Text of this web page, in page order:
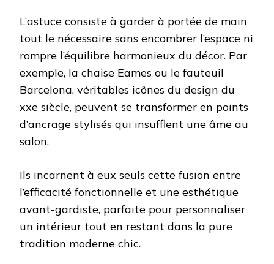
L’astuce consiste à garder à portée de main
tout le nécessaire sans encombrer l’espace ni
rompre l’équilibre harmonieux du décor. Par
exemple, la chaise Eames ou le fauteuil
Barcelona, véritables icônes du design du
xxe siècle, peuvent se transformer en points
d’ancrage stylisés qui insufflent une âme au
salon.
Ils incarnent à eux seuls cette fusion entre
l’efficacité fonctionnelle et une esthétique
avant-gardiste, parfaite pour personnaliser
un intérieur tout en restant dans la pure
tradition moderne chic.